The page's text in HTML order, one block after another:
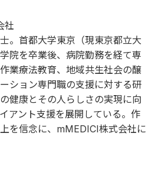
社
。首都大学東京（現東京都立大
院を卒業後、病院勤務を経て専
業療法教育、地域共生社会の醸
ション専門職の支援に対する研
健康とその人らしさの実現に向
アント支援を展開している。作
を信念に、mMEDICI株式会社に